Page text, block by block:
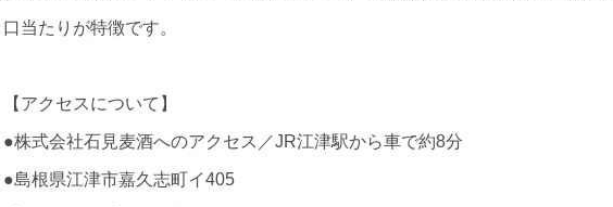
口当たりが特徴です。
【アクセスについて】
●株式会社石見麦酒へのアクセス／JR江津駅から車で約8分
●島根県江津市嘉久志町イ405